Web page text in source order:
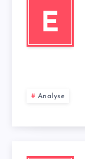
E
Analyse